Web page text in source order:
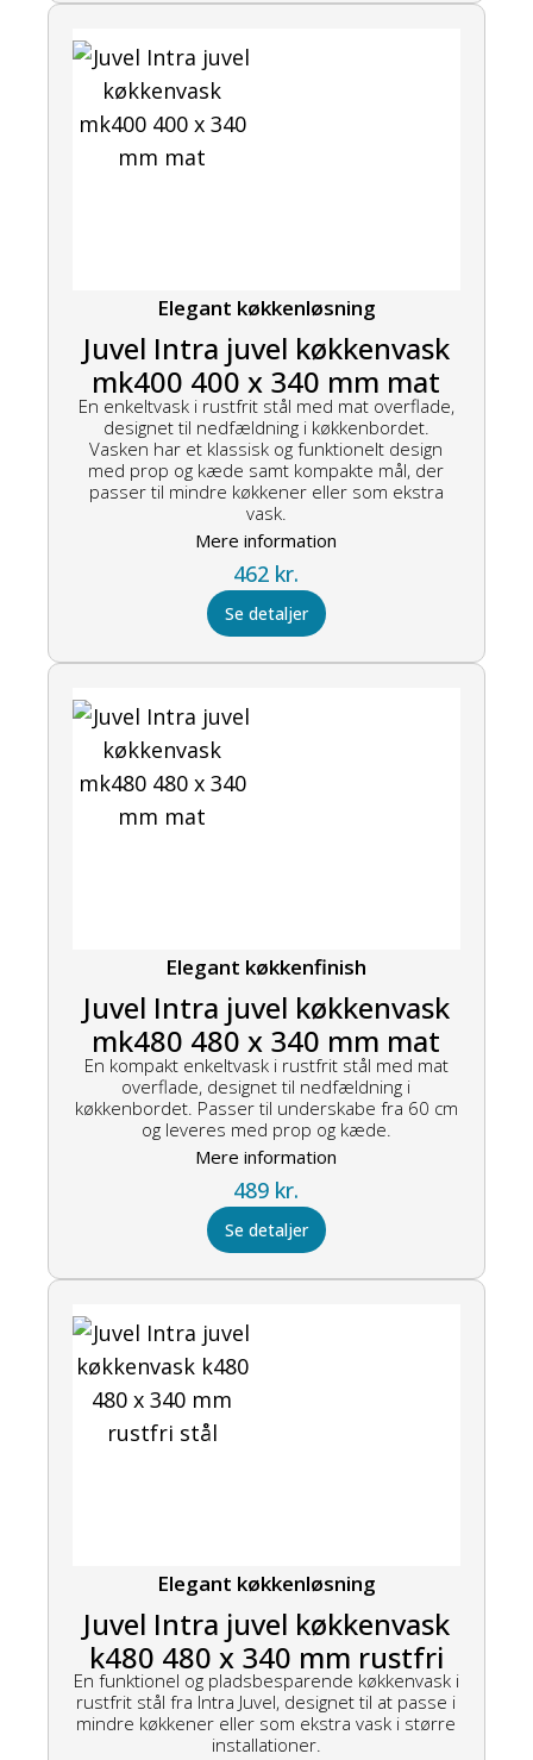
Elegant køkkenløsning
Juvel Intra juvel køkkenvask
mk400 400 x 340 mm mat
En enkeltvask i rustfrit stål med mat overflade,
designet til nedfældning i køkkenbordet.
Vasken har et klassisk og funktionelt design
med prop og kæde samt kompakte mål, der
passer til mindre køkkener eller som ekstra
vask.
462 kr.
Se detaljer
Mere information
Elegant køkkenfinish
Juvel Intra juvel køkkenvask
mk480 480 x 340 mm mat
En kompakt enkeltvask i rustfrit stål med mat
overflade, designet til nedfældning i
køkkenbordet. Passer til underskabe fra 60 cm
og leveres med prop og kæde.
489 kr.
Se detaljer
Mere information
Elegant køkkenløsning
Juvel Intra juvel køkkenvask
k480 480 x 340 mm rustfri
stål
En funktionel og pladsbesparende køkkenvask i
rustfrit stål fra Intra Juvel, designet til at passe i
mindre køkkener eller som ekstra vask i større
installationer.